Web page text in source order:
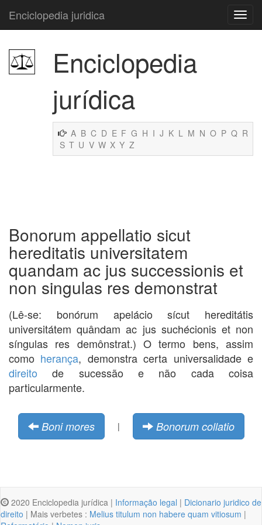
Enciclopedia juridica
Enciclopedia
jurídica
A B C D E F G H I J K L M N O P Q R
S T U V W X Y Z
Bonorum appellatio sicut
hereditatis universitatem
quandam ac jus successionis et
non singulas res demonstrat
(Lê-se: bonórum apelácio sícut hereditátis
universitátem quândam ac jus suchécionis et non
síngulas res demônstrat.) O termo bens, assim
como herança, demonstra certa universalidade e
direito de sucessão e não cada coisa
particularmente.
Boni mores | Bonorum collatio
2020 Enciclopedia jurídica | Informação legal | Dicionario juridico de
direito | Mais verbetes : Melius titulum non habere quam vitiosum |